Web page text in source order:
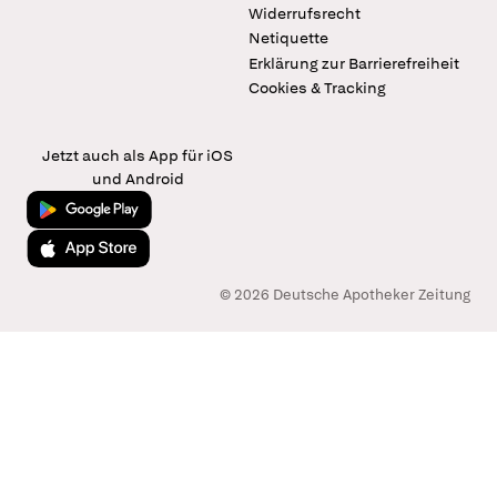
Widerrufsrecht
Netiquette
Erklärung zur Barrierefreiheit
Cookies & Tracking
Jetzt auch als App für iOS
und Android
Jetzt bei Google Play
Laden im App Store
© 2026 Deutsche Apotheker Zeitung